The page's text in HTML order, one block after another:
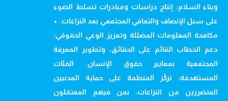
وبناء السلام: إنتاج دراسات ومبادرات تسلط الضوء
على سبل الإنصاف والتعافي المجتمعي بعد النزاعات. •
مكافحة المعلومات المضللة وتعزيز الوعي الحقوقي:
دعم الخطاب القائم على الحقائق، وتطوير المعرفة
المجتمعية بمعايير حقوق الإنسان. الفئات
المستهدفة: تركّز المنظمة على حماية المدنيين
المتضررين من النزاعات، بمن فيهم المعتقلون